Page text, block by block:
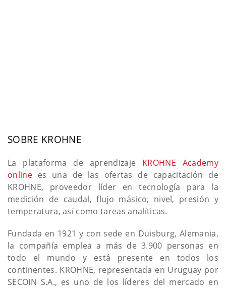
SOBRE KROHNE
La plataforma de aprendizaje KROHNE Academy
onlinees una de las ofertas de capacitación de
KROHNE, proveedor líder en tecnología para la
medición de caudal, flujo másico, nivel, presión y
temperatura, así como tareas analíticas.
Fundada en 1921 y con sede en Duisburg, Alemania,
la compañía emplea a más de 3.900 personas en
todo el mundo y está presente en todos los
continentes. KROHNE, representada en Uruguay por
SECOIN S.A., es uno de los líderes del mercado en